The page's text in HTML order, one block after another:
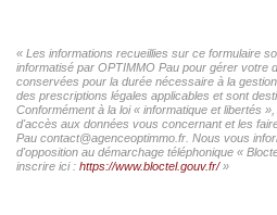
« Les informations recueillies sur ce formulaire
informatisé par OPTIMMO Pau pour gérer votre
conservées pour la durée nécessaire à la
des prescriptions légales applicables et sont
Conformément à la loi « informatique et libertés
d'accès aux données vous concernant et les
Pau contact@agenceoptimmo.fr. Nous vous
d'opposition au démarchage téléphonique «
inscrire ici : https://www.bloctel.gouv.fr/»